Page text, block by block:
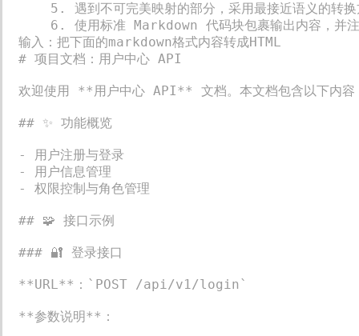
输入：把下面的markdown格式内容转成HTML
# 项目文档：用户中心 API
欢迎使用 **用户中心 API** 文档。本文档包含以下内容
## ✨ 功能概览
- 用户注册与登录
- 用户信息管理
- 权限控制与角色管理
## 🧩 接口示例
### 🔐 登录接口
**URL**：`POST /api/v1/login`
**参数说明**：